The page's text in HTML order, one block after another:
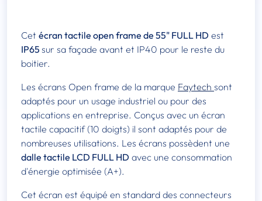
Cet écran tactile open frame de 55" FULL HD est
IP65 sur sa façade avant et IP40 pour le reste du
boitier.
Les écrans Open frame de la marque Faytech sont
adaptés pour un usage industriel ou pour des
applications en entreprise. Conçus avec un écran
tactile capacitif (10 doigts) il sont adaptés pour de
nombreuses utilisations. Les écrans possèdent une
dalle tactile LCD FULL HD avec une consommation
d'énergie optimisée (A+).
Cet écran est équipé en standard des connecteurs